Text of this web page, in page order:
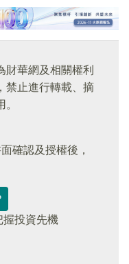
財華網及相關權利
禁止進行轉載、摘
面確認及授權後，
投資先機